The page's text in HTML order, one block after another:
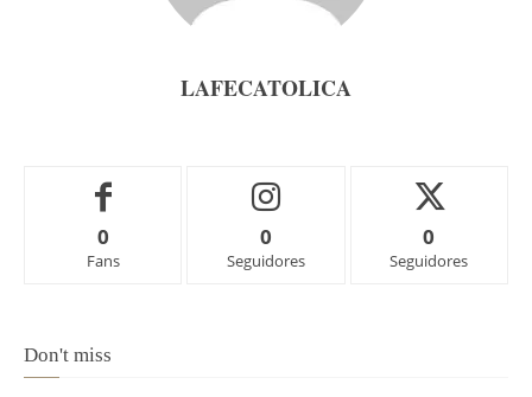
LAFECATOLICA
0
Fans
0
Seguidores
0
Seguidores
Don't miss